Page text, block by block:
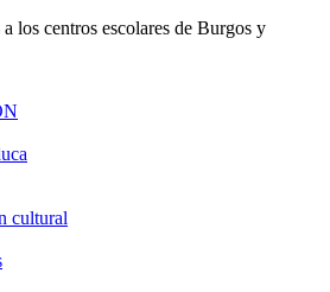
los centros escolares de Burgos y
cultural